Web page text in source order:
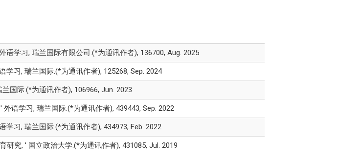
语学习, 瑞兰国际有限公司.(*为通讯作者), 136700, Aug. 2025
学习, 瑞兰国际.(*为通讯作者), 125268, Sep. 2024
国际.(*为通讯作者), 106966, Jun. 2023
语学习, 瑞兰国际.(*为通讯作者), 439443, Sep. 2022
学习, 瑞兰国际.(*为通讯作者), 434973, Feb. 2022
研究, ' 国立政治大学.(*为通讯作者), 431085, Jul. 2019